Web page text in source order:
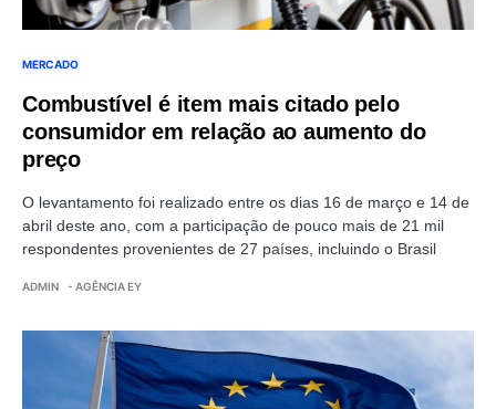
MERCADO
Combustível é item mais citado pelo
consumidor em relação ao aumento do
preço
O levantamento foi realizado entre os dias 16 de março e 14 de
abril deste ano, com a participação de pouco mais de 21 mil
respondentes provenientes de 27 países, incluindo o Brasil
ADMIN - AGÊNCIA EY